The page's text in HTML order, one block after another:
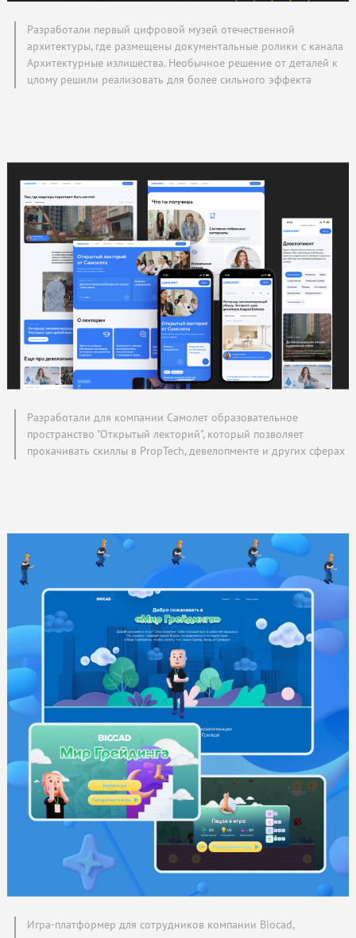
Разработали первый цифровой музей отечественной
архитектуры, где размещены документальные ролики с канала
Архитектурные излишества. Необычное решение от деталей к
цлому решили реализовать для более сильного эффекта
Разработали для компании Самолет образовательное
пространство "Открытый лекторий", который позволяет
прокачивать скиллы в PropTech, девелопменте и других сферах
Игра-платформер для сотрудников компании Biocad,